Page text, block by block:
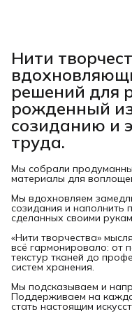
Нити
решений для
рожденный
созиданию и
труда.
Мы собрали
материалы для
Мы вдохновляем
созидания и наполнить
сделанных своими
«Нити творчества»
всё гармонировало: от
текстур тканей до
систем хранения.
Мы подсказываем и
Поддерживаем на
стать настоящим